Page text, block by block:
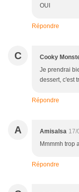
OUI
Répondre
C Cooky
Je prendrai
dessert, c'est
Répondre
A Amisalsa 17/
Mmmmh trop
Répondre